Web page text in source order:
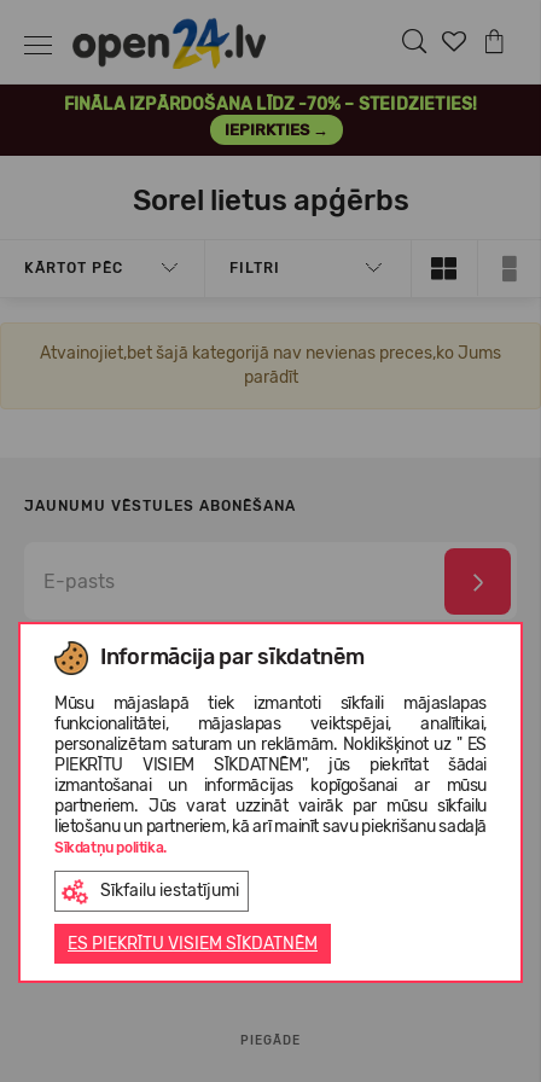
FINĀLA IZPĀRDOŠANA LĪDZ -70% – STEIDZIETIES!
IEPIRKTIES →
Informācija par sīkdatnēm
Mūsu mājaslapā tiek izmantoti sīkfaili mājaslapas
funkcionalitātei, mājaslapas veiktspējai, analītikai,
personalizētam saturam un reklāmām. Noklikšķinot uz " ES
PIEKRĪTU VISIEM SĪKDATNĒM", jūs piekrītat šādai
izmantošanai un informācijas kopīgošanai ar mūsu
partneriem. Jūs varat uzzināt vairāk par mūsu sīkfailu
lietošanu un partneriem, kā arī mainīt savu piekrišanu sadaļā
Sīkdatņu politika.
Sīkfailu iestatījumi
ES PIEKRĪTU VISIEM SĪKDATNĒM
Sorel lietus apģērbs
KĀRTOT PĒC FILTRI
Atvainojiet,bet šajā kategorijā nav nevienas preces,ko Jums
parādīt
JAUNUMU VĒSTULES ABONĒŠANA
Esmu izlasījis un piekrītu
datu aizsardzības noteikumi
INFORMĀCIJA PIRCĒJIEM
PIEGĀDE